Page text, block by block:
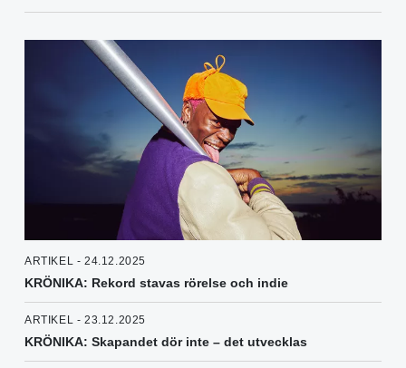
ARTIKEL - 24.12.2025
KRÖNIKA: Rekord stavas rörelse och indie
ARTIKEL - 23.12.2025
KRÖNIKA: Skapandet dör inte – det utvecklas